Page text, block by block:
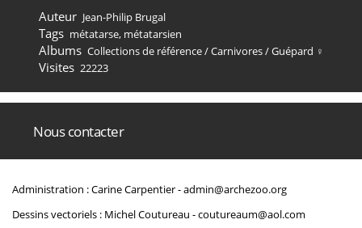
Auteur Jean-Philip Brugal
Tags métatarse, métatarsien
Albums Collections de référence/Carnivores/Guépard ♀
Visites 22223
Nous contacter
Administration : Carine Carpentier -admin@archezoo.org
Dessins vectoriels : Michel Coutureau -coutureaum@aol.com